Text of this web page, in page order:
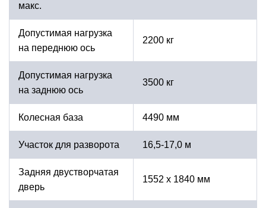
макс.
Допустимая нагрузка
на переднюю ось
2200 кг
Допустимая нагрузка
на заднюю ось
3500 кг
Колесная база 4490 мм
Участок для разворота 16,5-17,0 м
Задняя двустворчатая
дверь
1552 х 1840 мм